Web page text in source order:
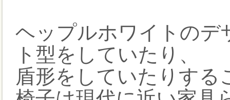
ヘップルホワイトのデ
ト型をしていたり、
盾形をしていたりす